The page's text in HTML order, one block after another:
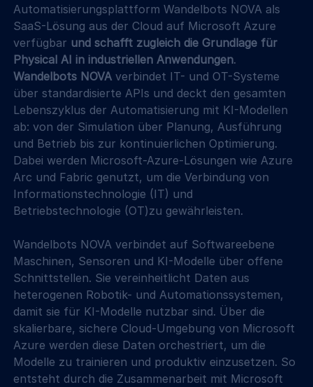
Automatisierungsplattform Wandelbots NOVA als
SaaS-Lösung aus der Cloud auf Microsoft Azure
verfügbar und schafft zugleich die Grundlage für
Physical AI in industriellen Anwendungen.
Wandelbots NOVA verbindet IT- und OT-Systeme
über standardisierte APIs und deckt den gesamten
Lebenszyklus der Automatisierung mit KI-Modellen
ab: von der Simulation über Planung, Ausführung
und Betrieb bis zur kontinuierlichen Optimierung.
Dabei werden Microsoft-Azure-Lösungen wie Azure
Arc und Fabric genutzt, um die Verbindung von
Informationstechnologie (IT) und
Betriebstechnologie (OT)zu gewährleisten.
Wandelbots NOVA verbindet auf Softwareebene
Maschinen, Sensoren und KI-Modelle über offene
Schnittstellen. Sie vereinheitlicht Daten aus
heterogenen Robotik- und Automationssystemen,
damit sie für KI-Modelle nutzbar sind. Über die
skalierbare, sichere Cloud-Umgebung von Microsoft
Azure werden diese Daten orchestriert, um die
Modelle zu trainieren und produktiv einzusetzen. So
entsteht durch die Zusammenarbeit mit Microsoft